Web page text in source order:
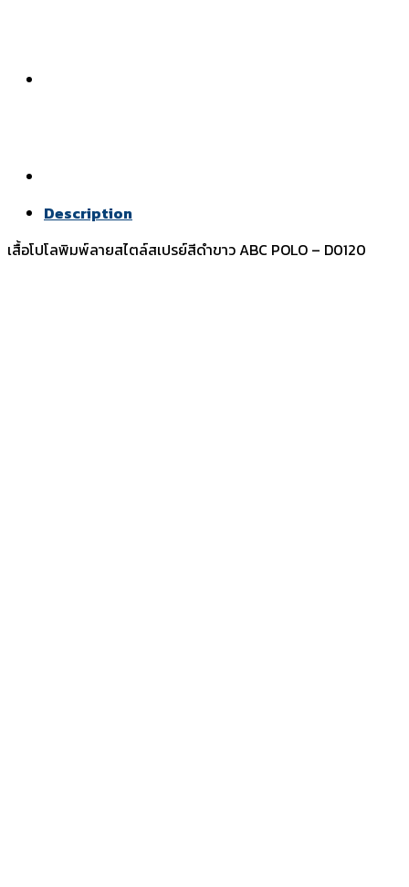
Description
เสื้อโปโลพิมพ์ลายสไตล์สเปรย์สีดำขาว ABC POLO – D0120